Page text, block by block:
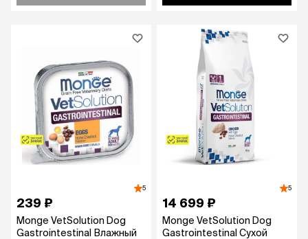
5
239 ₽
Monge VetSolution Dog
Gastrointestinal Влажный
5
14 699 ₽
Monge VetSolution Dog
Gastrointestinal Сухой